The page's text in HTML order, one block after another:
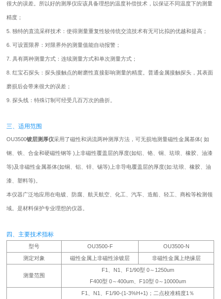
很大的误差。所以好的测厚仪应该具备理想的温度补偿技术，以保证不同温度下的测量
精度；
5. 独特的直流采样技术：使得测量重复性较传统交流技术有无可比拟的优越和提高；
6. 可设置限界：对限界外的测量值能自动报警；
7. 具有两种测量方式：连续测量方式和单次测量方式；
8. 红宝石探头：探头接触点的耐磨性直接影响测量的精度。普通金属接触探头，其表面
磨损后会带来很大的误差；
9. 探头线：特殊订制可经受几百万次的曲折。
三、适用范围
OU3500镀层测厚仪采用了磁性和涡流两种测厚方法，可无损地测量磁性金属基体( 如
钢、铁、合金和硬磁性钢等 )上非磁性覆盖层的厚度(如铝、铬、铜、珐琅、橡胶、油漆
等)及非磁性金属基体(如铜、铝、锌、锡等)上非导电覆盖层的厚度(如:珐琅、橡胶、油
漆、塑料等)。
本仪器广泛地应用在电镀、防腐、航天航空、化工、汽车、造船、轻工、商检等检测领
域。是材料保护专业理想的仪器。
四、主要技术指标
型号 OU3500-F
OU3500-N
测定对象
磁性金属上非磁性涂镀层 非磁性金属上绝缘层
测量范围
F1、N1、F1/90型 0～1250um
F400型 0～400um、F10型 0～10000um
F1、N1、F1/90-(1-3%H+1)；二点校准精度1％